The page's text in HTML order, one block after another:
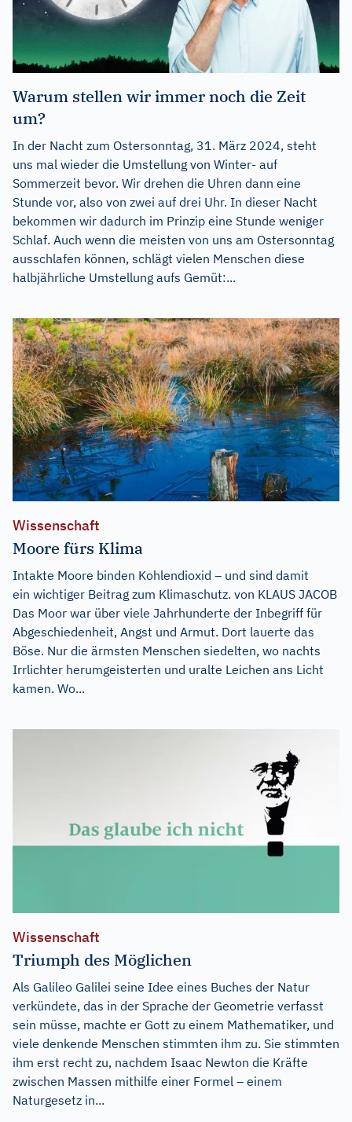
Warum stellen wir immer noch die Zeit
um?
In der Nacht zum Ostersonntag, 31. März 2024, steht
uns mal wieder die Umstellung von Winter- auf
Sommerzeit bevor. Wir drehen die Uhren dann eine
Stunde vor, also von zwei auf drei Uhr. In dieser Nacht
bekommen wir dadurch im Prinzip eine Stunde weniger
Schlaf. Auch wenn die meisten von uns am Ostersonntag
ausschlafen können, schlägt vielen Menschen diese
halbjährliche Umstellung aufs Gemüt:...
Wissenschaft
Moore fürs Klima
Intakte Moore binden Kohlendioxid – und sind damit
ein wichtiger Beitrag zum Klimaschutz. von KLAUS JACOB
Das Moor war über viele Jahrhunderte der Inbegriff für
Abgeschiedenheit, Angst und Armut. Dort lauerte das
Böse. Nur die ärmsten Menschen siedelten, wo nachts
Irrlichter herumgeisterten und uralte Leichen ans Licht
kamen. Wo...
Wissenschaft
Triumph des Möglichen
Als Galileo Galilei seine Idee eines Buches der Natur
verkündete, das in der Sprache der Geometrie verfasst
sein müsse, machte er Gott zu einem Mathematiker, und
viele denkende Menschen stimmten ihm zu. Sie stimmten
ihm erst recht zu, nachdem Isaac Newton die Kräfte
zwischen Massen mithilfe einer Formel – einem
Naturgesetz in...